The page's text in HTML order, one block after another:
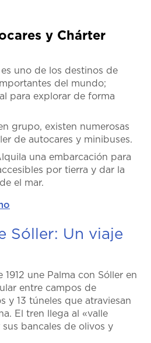
y Chárter
uno de los destinos de
del mundo;
para explorar de forma
grupo, existen numerosas
de autocares y minibuses.
una embarcación para
por tierra y dar la
el mar.
Sóller: Un viaje
une Palma con Sóller en
entre campos de
y 13 túneles que atraviesan
El tren llega al «valle
bancales de olivos y